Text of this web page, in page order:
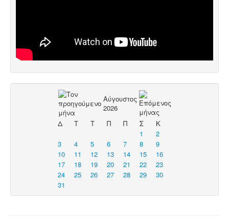
Αύγουστος
2026
Δ
Τ Τ Π Π Σ
Κ
1
2
3
4 5 6 7 8
9
10
11 12 13 14 15
16
17
18 19 20 21 22
23
24
25 26 27 28 29
30
31